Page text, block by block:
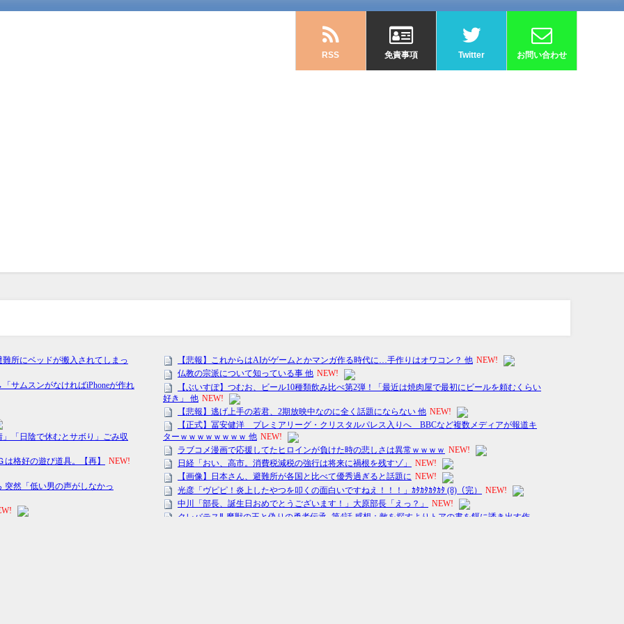
RSS 免責事項 Twitter お問い合わせ